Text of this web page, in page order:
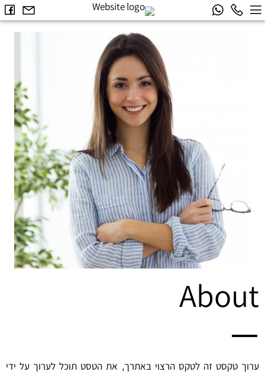
About
ערוך טקסט זה לטקס הרצוי באתרך, את הטסט תוכל לערוך על ידי